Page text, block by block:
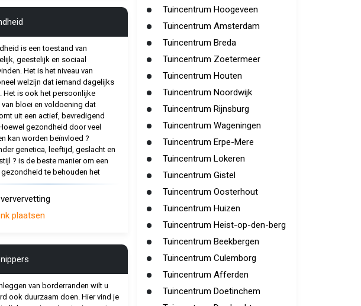
is een toestand van
geestelijk en sociaal
Het is het niveau van
welzijn dat iemand dagelijks
Het is ook het persoonlijke
bloei en voldoening dat
uit een actief, bevredigend
gezondheid door veel
kan worden beïnvloed ?
genetica, leeftijd, geslacht en
? is de beste manier om een
te behouden het
plaatsen
van borderranden wilt u
ook duurzaam doen. Hier vind je
Tuincentrum Hoogeveen
Tuincentrum Amsterdam
Tuincentrum Breda
Tuincentrum Zoetermeer
Tuincentrum Houten
Tuincentrum Noordwijk
Tuincentrum Rijnsburg
Tuincentrum Wageningen
Tuincentrum Erpe-Mere
Tuincentrum Lokeren
Tuincentrum Gistel
Tuincentrum Oosterhout
Tuincentrum Huizen
Tuincentrum Heist-op-den-berg
Tuincentrum Beekbergen
Tuincentrum Culemborg
Tuincentrum Afferden
Tuincentrum Doetinchem